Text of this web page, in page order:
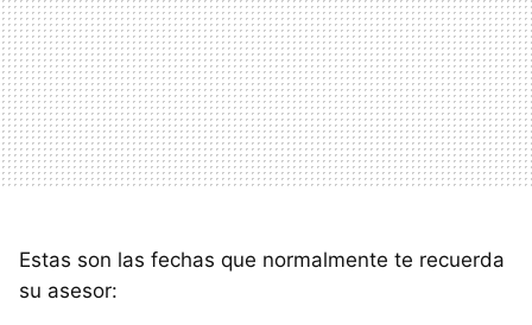
Estas son las fechas que normalmente te recuerda
su asesor: